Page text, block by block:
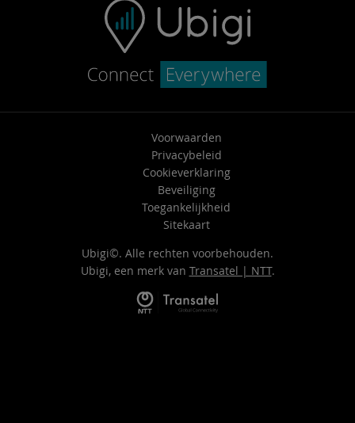
Voorwaarden
Privacybeleid
Cookieverklaring
Beveiliging
Toegankelijkheid
Sitekaart
Ubigi©. Alle rechten voorbehouden.
Ubigi, een merk van Transatel | NTT.